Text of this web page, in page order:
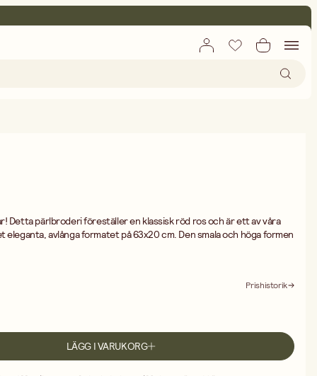
Detta pärlbroderi föreställer en klassisk röd ros och är ett av våra
avlånga formatet på 63x20 cm. Den smala och höga formen
motivet passar perfekt på väggar där en kvadratisk tavla inte får
att använda 6 noga utvalda färgnyanser av Preciosa rocaillepärlor
på bild – den måste upplevas live!
på lyxigt satintyg i formatet 63x20 cm.
Prishistorik
LÄGG I VARUKORG